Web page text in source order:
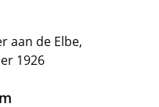
aan de Elbe,
1926